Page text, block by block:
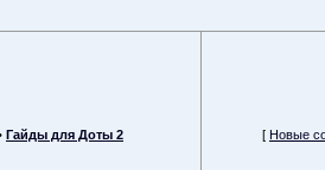
Гайды для Доты 2 [ Новые